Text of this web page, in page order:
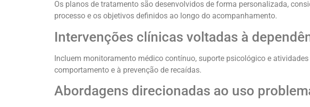
Os planos de tratamento são desenvolvidos de forma personalizada,
processo e os objetivos definidos ao longo do acompanhamento.
Intervenções clínicas voltadas à
Incluem monitoramento médico contínuo, suporte psicológico e
comportamento e à prevenção de recaídas.
Abordagens direcionadas ao uso